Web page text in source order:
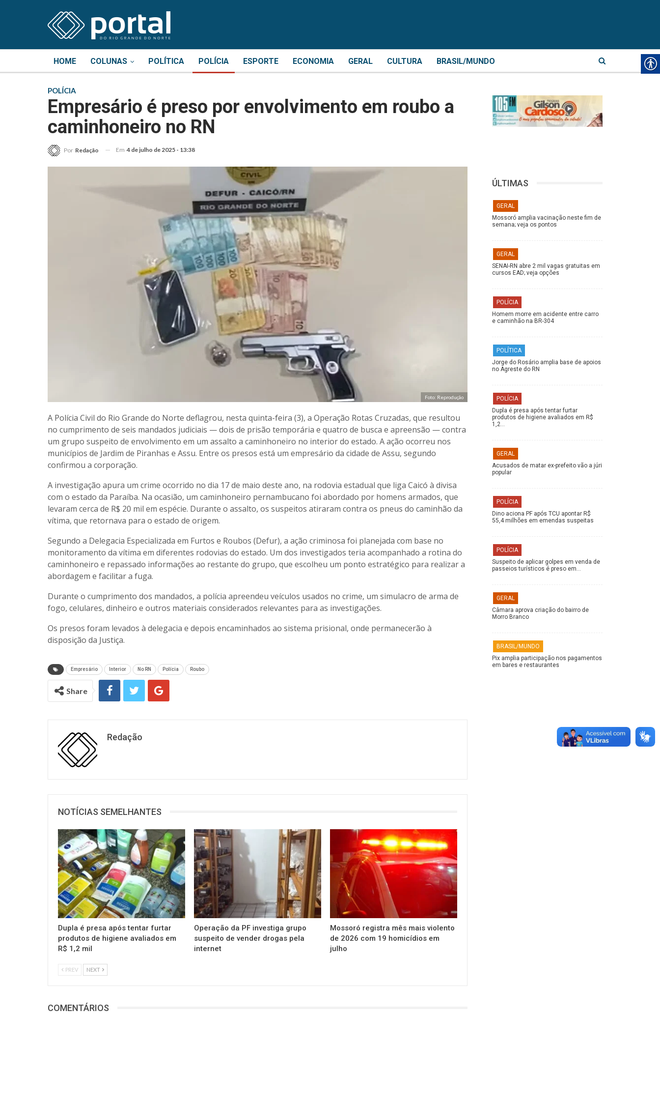
HOME COLUNAS POLÍTICA POLÍCIA ESPORTE ECONOMIA GERAL CULTURA BRASIL/MUNDO
POLÍCIA
Empresário é preso por envolvimento em roubo a
caminhoneiro no RN
Por Redação Em 4 de julho de 2025 - 13:38
Foto: Reprodução
A Polícia Civil do Rio Grande do Norte deflagrou, nesta quinta-feira (3), a Operação Rotas Cruzadas, que resultou
no cumprimento de seis mandados judiciais — dois de prisão temporária e quatro de busca e apreensão — contra
um grupo suspeito de envolvimento em um assalto a caminhoneiro no interior do estado. A ação ocorreu nos
municípios de Jardim de Piranhas e Assu. Entre os presos está um empresário da cidade de Assu, segundo
confirmou a corporação.
A investigação apura um crime ocorrido no dia 17 de maio deste ano, na rodovia estadual que liga Caicó à divisa
com o estado da Paraíba. Na ocasião, um caminhoneiro pernambucano foi abordado por homens armados, que
levaram cerca de R$ 20 mil em espécie. Durante o assalto, os suspeitos atiraram contra os pneus do caminhão da
vítima, que retornava para o estado de origem.
Segundo a Delegacia Especializada em Furtos e Roubos (Defur), a ação criminosa foi planejada com base no
monitoramento da vítima em diferentes rodovias do estado. Um dos investigados teria acompanhado a rotina do
caminhoneiro e repassado informações ao restante do grupo, que escolheu um ponto estratégico para realizar a
abordagem e facilitar a fuga.
Durante o cumprimento dos mandados, a polícia apreendeu veículos usados no crime, um simulacro de arma de
fogo, celulares, dinheiro e outros materiais considerados relevantes para as investigações.
Os presos foram levados à delegacia e depois encaminhados ao sistema prisional, onde permanecerão à
disposição da Justiça.
Empresário Interior No RN Polícia Roubo
Share
Redação
NOTÍCIAS SEMELHANTES
Dupla é presa após tentar furtar
produtos de higiene avaliados em
R$ 1,2 mil
Operação da PF investiga grupo
suspeito de vender drogas pela
internet
Mossoró registra mês mais violento
de 2026 com 19 homicídios em
julho
PREV NEXT
COMENTÁRIOS
ÚLTIMAS
GERAL
Mossoró amplia vacinação neste fim de
semana; veja os pontos
GERAL
SENAI-RN abre 2 mil vagas gratuitas em
cursos EAD; veja opções
POLÍCIA
Homem morre em acidente entre carro
e caminhão na BR-304
POLÍTICA
Jorge do Rosário amplia base de apoios
no Agreste do RN
POLÍCIA
Dupla é presa após tentar furtar
produtos de higiene avaliados em R$
1,2…
GERAL
Acusados de matar ex-prefeito vão a júri
popular
POLÍCIA
Dino aciona PF após TCU apontar R$
55,4 milhões em emendas suspeitas
POLÍCIA
Suspeito de aplicar golpes em venda de
passeios turísticos é preso em…
GERAL
Câmara aprova criação do bairro de
Morro Branco
BRASIL/MUNDO
Pix amplia participação nos pagamentos
em bares e restaurantes